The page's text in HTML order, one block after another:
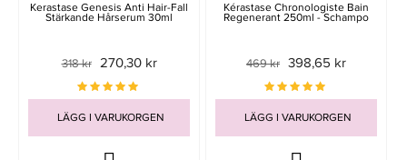
Kerastase Genesis Anti Hair-Fall
Stärkande Hårserum 30ml
318 kr 270,30 kr
LÄGG I VARUKORGEN
Kérastase Chronologiste Bain
Regenerant 250ml - Schampo
469 kr 398,65 kr
LÄGG I VARUKORGEN